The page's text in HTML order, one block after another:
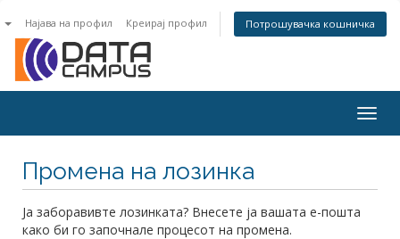
Најава на профил Креирај профил Потрошувачка кошничка
Промена на лозинка
Ја заборавивте лозинката? Внесете ја вашата е-пошта
како би го започнале процесот на промена.